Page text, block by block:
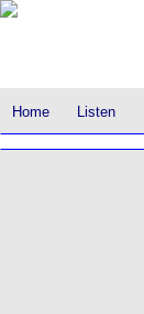
Home Listen